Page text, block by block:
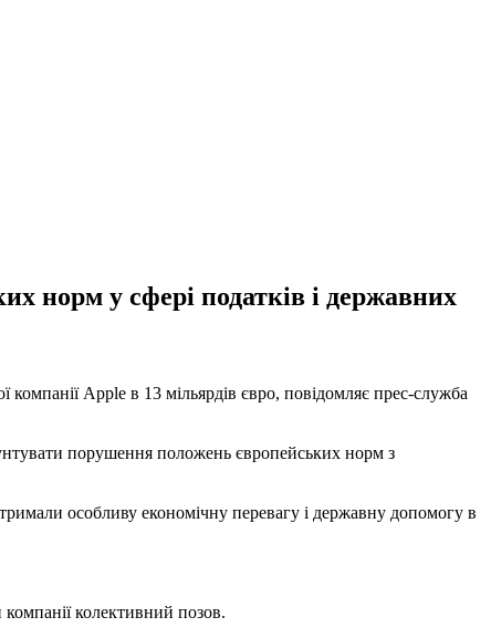
норм у сфері податків і державних
Apple в 13 мільярдів євро, повідомляє прес-служба
порушення положень європейських норм з
особливу економічну перевагу і державну допомогу в
колективний позов.